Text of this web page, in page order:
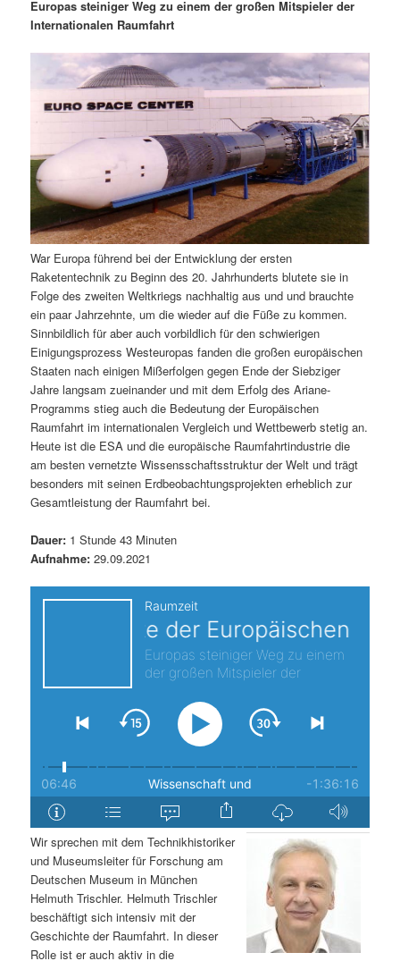
e
n
I
n
h
a
l
t
s
p
r
i
n
ä
r
e
n
I
n
h
a
l
t
s
p
g
n
n
a
o
n
Europas steiniger Weg zu einem der großen Mitspieler der
Internationalen Raumfahrt
War Europa führend bei der Entwicklung der ersten
Raketentechnik zu Beginn des 20. Jahrhunderts blutete sie in
Folge des zweiten Weltkriegs nachhaltig aus und und brauchte
ein paar Jahrzehnte, um die wieder auf die Füße zu kommen.
Sinnbildlich für aber auch vorbildlich für den schwierigen
Einigungsprozess Westeuropas fanden die großen europäischen
Staaten nach einigen Mißerfolgen gegen Ende der Siebziger
Jahre langsam zueinander und mit dem Erfolg des Ariane-
Programms stieg auch die Bedeutung der Europäischen
Raumfahrt im internationalen Vergleich und Wettbewerb stetig an.
Heute ist die ESA und die europäische Raumfahrtindustrie die
am besten vernetzte Wissensschaftsstruktur der Welt und trägt
besonders mit seinen Erdbeobachtungsprojekten erheblich zur
Gesamtleistung der Raumfahrt bei.
Dauer: 1 Stunde 43 Minuten
Aufnahme: 29.09.2021
Wir sprechen mit dem Technikhistoriker
und Museumsleiter für Forschung am
Deutschen Museum in München
Helmuth Trischler. Helmuth Trischler
beschäftigt sich intensiv mit der
Geschichte der Raumfahrt. In dieser
Rolle ist er auch aktiv in die